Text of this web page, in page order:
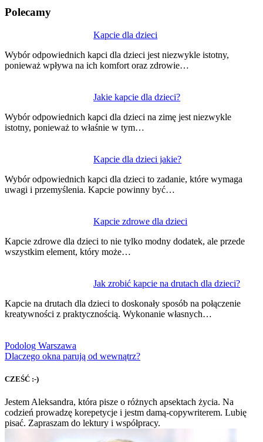
Polecamy
Kapcie dla dzieci
Wybór odpowiednich kapci dla dzieci jest niezwykle istotny,
ponieważ wpływa na ich komfort oraz zdrowie…
Jakie kapcie dla dzieci?
Wybór odpowiednich kapci dla dzieci na zimę jest niezwykle
istotny, ponieważ to właśnie w tym…
Kapcie dla dzieci jakie?
Wybór odpowiednich kapci dla dzieci to zadanie, które wymaga
uwagi i przemyślenia. Kapcie powinny być…
Kapcie zdrowe dla dzieci
Kapcie zdrowe dla dzieci to nie tylko modny dodatek, ale przede
wszystkim element, który może…
Jak zrobić kapcie na drutach dla dzieci?
Kapcie na drutach dla dzieci to doskonały sposób na połączenie
kreatywności z praktycznością. Wykonanie własnych…
wpisu
Podolog Warszawa
Dlaczego okna parują od wewnątrz?
CZEŚĆ :-)
Jestem Aleksandra, która pisze o różnych apsektach życia. Na
codzień prowadzę korepetycje i jestm damą-copywriterem. Lubię
pisać. Zapraszam do lektury i współpracy.